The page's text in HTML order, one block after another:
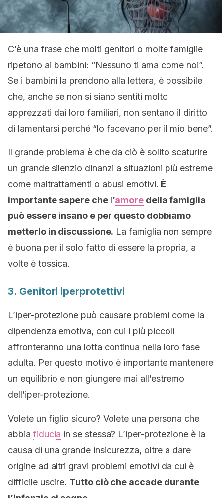
C’è una frase che molti genitori o molte famiglie
ripetono ai bambini: “Nessuno ti ama come noi”.
Se i bambini la prendono alla lettera, è possibile
che, anche se non si siano sentiti molto
apprezzati dai loro familiari, non sentano il diritto
di lamentarsi perché “lo facevano per il mio bene”.
Il grande problema è che da ciò è solito scaturire
un grande silenzio dinanzi a situazioni più estreme
come maltrattamenti o abusi emotivi. È
importante sapere che l’amore della famiglia
può essere insano e per questo dobbiamo
metterlo in discussione. La famiglia non sempre
è buona per il solo fatto di essere la propria, a
volte è tossica.
3. Genitori iperprotettivi
L’iper-protezione può causare problemi come la
dipendenza emotiva, con cui i più piccoli
affronteranno una lotta continua nella loro fase
adulta. Per questo motivo è importante mantenere
un equilibrio e non giungere mai all’estremo
dell’iper-protezione.
Volete un figlio sicuro? Volete una persona che
abbia fiducia in se stessa? L’iper-protezione è la
causa di una grande insicurezza, oltre a dare
origine ad altri gravi problemi emotivi da cui è
difficile uscire. Tutto ciò che accade durante